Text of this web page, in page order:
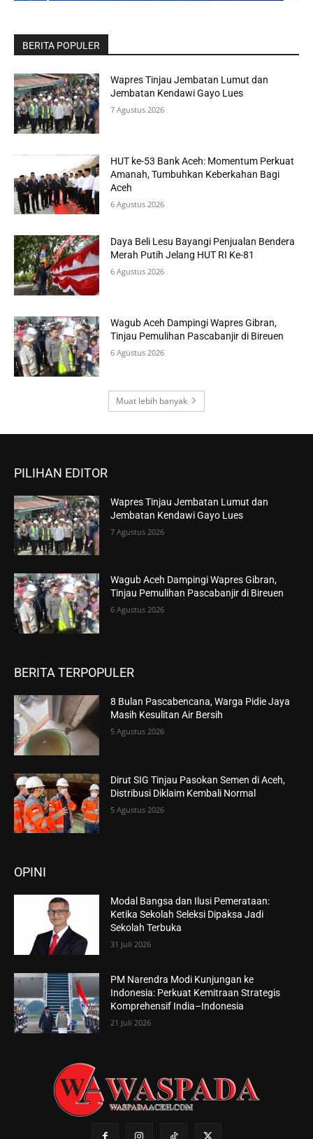
BERITA POPULER
Wapres Tinjau Jembatan Lumut dan
Jembatan Kendawi Gayo Lues
7 Agustus 2026
HUT ke-53 Bank Aceh: Momentum Perkuat
Amanah, Tumbuhkan Keberkahan Bagi
Aceh
6 Agustus 2026
Daya Beli Lesu Bayangi Penjualan Bendera
Merah Putih Jelang HUT RI Ke-81
6 Agustus 2026
Wagub Aceh Dampingi Wapres Gibran,
Tinjau Pemulihan Pascabanjir di Bireuen
6 Agustus 2026
Muat lebih banyak
PILIHAN EDITOR
Wapres Tinjau Jembatan Lumut dan
Jembatan Kendawi Gayo Lues
7 Agustus 2026
Wagub Aceh Dampingi Wapres Gibran,
Tinjau Pemulihan Pascabanjir di Bireuen
6 Agustus 2026
BERITA TERPOPULER
8 Bulan Pascabencana, Warga Pidie Jaya
Masih Kesulitan Air Bersih
5 Agustus 2026
Dirut SIG Tinjau Pasokan Semen di Aceh,
Distribusi Diklaim Kembali Normal
5 Agustus 2026
OPINI
Modal Bangsa dan Ilusi Pemerataan:
Ketika Sekolah Seleksi Dipaksa Jadi
Sekolah Terbuka
31 Juli 2026
PM Narendra Modi Kunjungan ke
Indonesia: Perkuat Kemitraan Strategis
Komprehensif India–Indonesia
21 Juli 2026